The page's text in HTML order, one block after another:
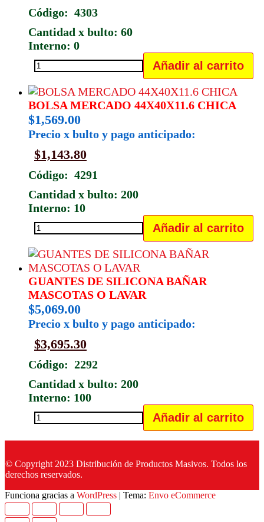
Código: 4303
Cantidad x bulto: 60
Interno: 0
BOMBEADOR
CHICO
PARA
BIDONES
18
CM
cantidad
Añadir al carrito
BOLSA MERCADO 44X40X11.6 CHICA
$1,569.00
Precio x bulto y pago anticipado:
$1,143.80
Código: 4291
Cantidad x bulto: 200
Interno: 10
BOLSA
MERCADO
44X40X11.6
CHICA
cantidad
Añadir al carrito
GUANTES DE SILICONA BAÑAR
MASCOTAS O LAVAR
$5,069.00
Precio x bulto y pago anticipado:
$3,695.30
Código: 2292
Cantidad x bulto: 200
Interno: 100
GUANTES
DE
SILICONA
BAÑAR
MASCOTAS
O
Añadir al carrito
© Copyright 2023 Distribución de Productos Masivos. Todos los
derechos reservados.
Funciona gracias a WordPress | Tema: Envo eCommerce